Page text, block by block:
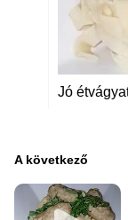
Jó
A következő